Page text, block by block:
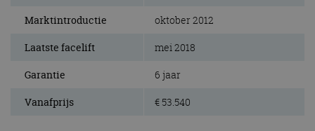
Marktintroductie oktober 2012
Laatste facelift mei 2018
Garantie 6 jaar
Vanafprijs € 53.540